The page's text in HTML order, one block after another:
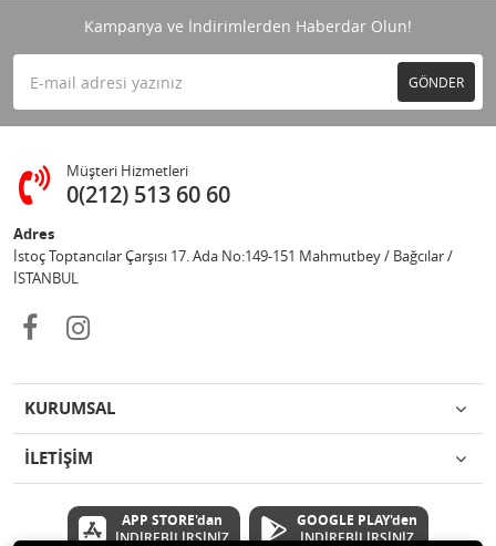
Kampanya ve İndirimlerden Haberdar Olun!
GÖNDER
Müşteri Hizmetleri
0(212) 513 60 60
Adres
İstoç Toptancılar Çarşısı 17. Ada No:149-151 Mahmutbey / Bağcılar /
İSTANBUL
KURUMSAL
İLETİŞİM
APP STORE'dan
İNDİREBİLİRSİNİZ
GOOGLE PLAY'den
İNDİREBİLİRSİNİZ